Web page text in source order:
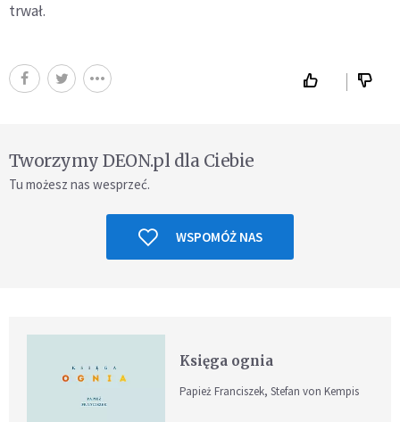
trwał.
Tworzymy DEON.pl dla Ciebie
Tu możesz nas wesprzeć.
WSPOMÓŻ NAS
Księga ognia
Papież Franciszek, Stefan von Kempis